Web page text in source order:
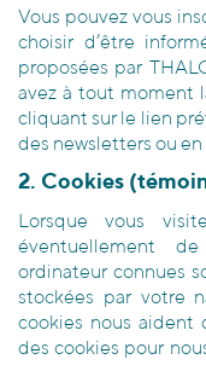
Vous pouvez vous
choisir d’être
proposées par
avez à tout moment
cliquant sur le lien
des newsletters ou
2. Cookies
Lorsque vous
éventuellement
ordinateur connues
stockées par votre
cookies nous aident
des cookies pour